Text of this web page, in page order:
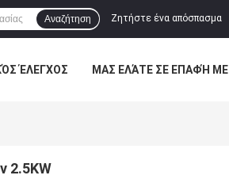
Ζητήστε ένα απόσπασμα
Αναζήτηση
ΈΛΕΓΧΟΣ ΜΑΣ ΕΛΆΤΕ ΣΕ ΕΠΑΦΉ ΜΕ
2.5KW